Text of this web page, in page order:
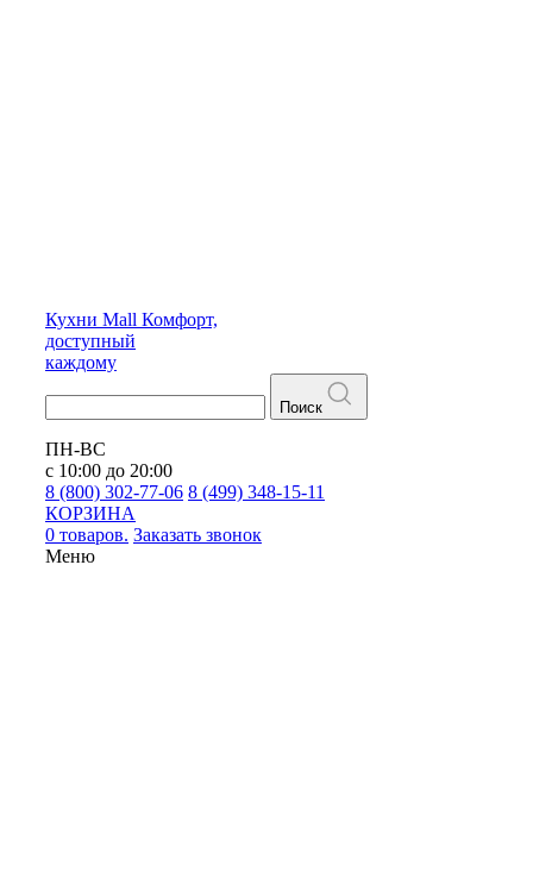
Кухни Mall Комфорт,
доступный
каждому
Поиск
ПН-ВС
с 10:00 до 20:00
8 (800) 302-77-06 8 (499) 348-15-11
КОРЗИНА
0 товаров. Заказать звонок
Меню